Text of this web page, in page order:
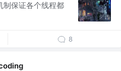
制保证各个线程都
8